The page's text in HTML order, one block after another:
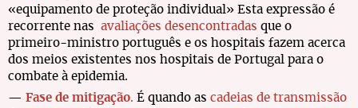
«equipamento de proteção individual» Esta expressão é
recorrente nas avaliações desencontradas que o
primeiro-ministro português e os hospitais fazem acerca
dos meios existentes nos hospitais de Portugal para o
combate à epidemia.
— Fase de mitigação. É quando as cadeias de transmissão